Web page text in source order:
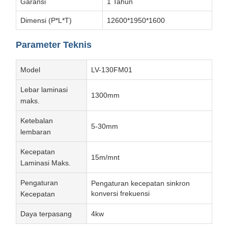
Dimensi (P*L*T) 12600*1950*1600
Parameter Teknis
Model LV-130FM01
Lebar laminasi
maks.
1300mm
Ketebalan
lembaran
5-30mm
Kecepatan
Laminasi Maks.
15m/mnt
Pengaturan
Kecepatan
Pengaturan kecepatan sinkron
konversi frekuensi
Daya terpasang 4kw